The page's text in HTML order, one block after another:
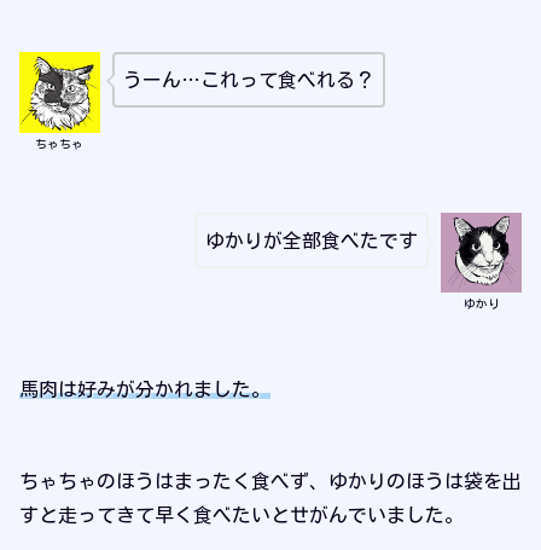
ちゃちゃ
うーん…これって食べれる？
ゆかり
ゆかりが全部食べたです
馬肉は好みが分かれました。
ちゃちゃのほうはまったく食べず、ゆかりのほうは袋を出
すと走ってきて早く食べたいとせがんでいました。